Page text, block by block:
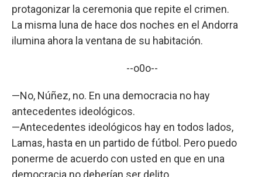
protagonizar la ceremonia que repite el crimen.
La misma luna de hace dos noches en el Andorra
ilumina ahora la ventana de su habitación.
--o0o--
—No, Núñez, no. En una democracia no hay
antecedentes ideológicos.
—Antecedentes ideológicos hay en todos lados,
Lamas, hasta en un partido de fútbol. Pero puedo
ponerme de acuerdo con usted en que en una
democracia no deberían ser delito.